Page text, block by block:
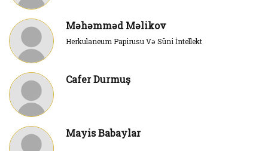
Məhəmməd Məlikov
Herkulaneum Papirusu Və Süni İntellekt
Cafer Durmuş
Mayis Babaylar